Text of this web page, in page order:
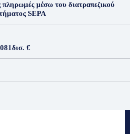
μέσω του διατραπεζικού
SEPA
€